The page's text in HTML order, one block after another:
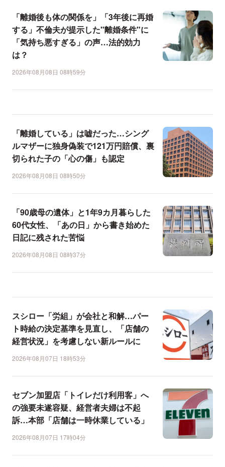
「離婚後も体の関係を」「3年後に再婚
する」不倫夫が提示した"離婚条件"に
「気持ち悪すぎる」の声…法的効力
は？
2026年08月08日 08時59分
「離婚している」は嘘だった…シング
ルマザーに独身偽装で121万円賠償、裏
切られた子の「心の傷」も認定
2026年08月08日 08時50分
「90歳母の遺体」と1年9カ月暮らした
60代女性、「あの日」から書き始めた
日記に残された苦悩
2026年08月08日 08時37分
スシロー「労組」が会社と和解…パー
ト時給の決定基準を見直し、「店舗の
経営状況」を考慮しない新ルールに
2026年08月07日 18時53分
セブン加盟店「トイレだけ利用客」へ
の強要未遂容疑、経営者夫婦は不起
訴…本部「店舗は一時休業している」
2026年08月07日 17時04分